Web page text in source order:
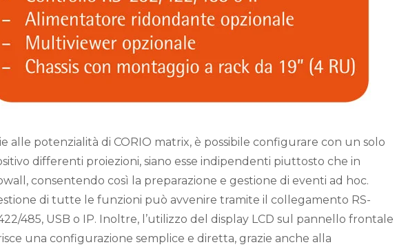
alle potenzialità di CORIO matrix, è possibile configurare con un solo
differenti proiezioni, siano esse indipendenti piuttosto che in
consentendo così la preparazione e gestione di eventi ad hoc.
di tutte le funzioni può avvenire tramite il collegamento RS-
485, USB o IP. Inoltre, l’utilizzo del display LCD sul pannello frontale
una configurazione semplice e diretta, grazie anche alla